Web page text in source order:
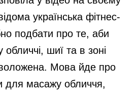
українська фітнес-
подбати про те, аби
шиї та в зоні
Мова йде про
для масажу обличчя,